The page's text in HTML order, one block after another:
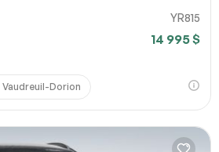
YR815
14 995 $
Vaudreuil-Dorion